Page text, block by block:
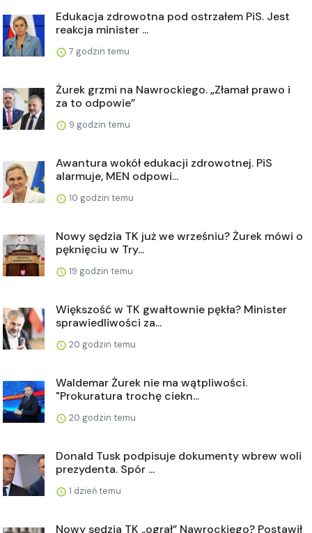
Edukacja zdrowotna pod ostrzałem PiS. Jest
reakcja minister ...
7 godzin temu
Żurek grzmi na Nawrockiego. „Złamał prawo i
za to odpowie”
9 godzin temu
Awantura wokół edukacji zdrowotnej. PiS
alarmuje, MEN odpowi...
10 godzin temu
Nowy sędzia TK już we wrześniu? Żurek mówi o
pęknięciu w Try...
19 godzin temu
Większość w TK gwałtownie pękła? Minister
sprawiedliwości za...
20 godzin temu
Waldemar Żurek nie ma wątpliwości.
"Prokuratura trochę ciekn...
20 godzin temu
Donald Tusk podpisuje dokumenty wbrew woli
prezydenta. Spór ...
1 dzień temu
Nowy sędzia TK „ograł” Nawrockiego? Postawił